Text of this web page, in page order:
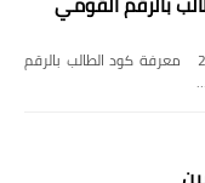
رابط مباشر معرفة كود الطالب بالرقم القومي 2022 معرفة كود الطالب بالرقم